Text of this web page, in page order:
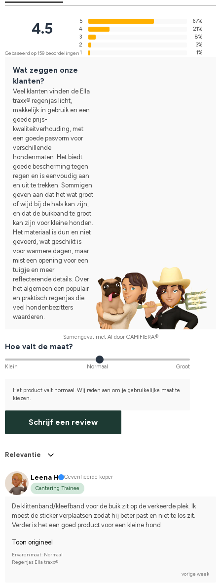
4.5
Gebaseerd op 159 beoordelingen
5
67%
4
21%
3
8%
2
3%
1
1%
Wat zeggen onze
klanten?
Veel klanten vinden de Ella
traxx® regenjas licht,
makkelijk in gebruik en een
goede prijs-
kwaliteitverhouding, met
een goede pasvorm voor
verschillende
hondenmaten. Het biedt
goede bescherming tegen
regen en is eenvoudig aan
en uit te trekken. Sommigen
geven aan dat het wat groot
of wijd bij de hals kan zijn,
en dat de buikband te groot
kan zijn voor kleine honden.
Het materiaal is dun en niet
gevoerd, wat geschikt is
voor warmere dagen, maar
mist een opening voor een
tuigje en meer
reflecterende details. Over
het algemeen een populair
en praktisch regenjas die
veel hondenbezitters
waarderen.
Samengevat met AI door GAMIFIERA.®
Hoe valt de maat?
Klein Normaal Groot
Het product valt normaal. Wij raden aan om je gebruikelijke maat te
kiezen.
Schrijf een review
Relevantie
Leena H
Geverifieerde koper
Cantering Trainee
De klittenband/kleefband voor de buik zit op de verkeerde plek. Ik
moest de sticker verplaatsen zodat hij beter past en niet te los zit.
Verder is het een goed product voor een kleine hond
Toon origineel
Ervaren maat: Normaal
Regenjas Ella traxx®
vorige week